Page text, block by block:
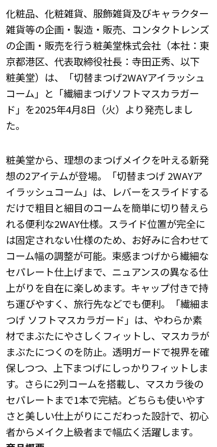
化粧品、化粧雑貨、服飾雑貨及びキャラクター
雑貨等の企画・製造・販売、コンタクトレンズ
の企画・販売を行う粧美堂株式会社（本社：東
京都港区、代表取締役社長：寺田正秀、以下
粧美堂）は、「切替まつげ2WAYアイラッシュ
コーム」と「繊細まつげソフトマスカラガー
ド」を2025年4月8日（火）より発売しまし
た。
粧美堂から、理想のまつげメイクを叶える新発
想の2アイテムが登場。「切替まつげ 2WAYア
イラッシュコーム」は、レバーをスライドする
だけで粗目と細目のコームを簡単に切り替えら
れる便利な2WAY仕様。スライド位置が完全に
は固定されない仕様のため、お好みに合わせて
コーム幅の調整が可能。束感まつげから繊細な
セパレート仕上げまで、ニュアンスの異なる仕
上がりを自在に楽しめます。キャップ付きで持
ち運びやすく、旅行先などでも便利。「繊細ま
つげ ソフトマスカラガード」は、やわらか素
材でまぶたにやさしくフィットし、マスカラが
まぶたにつくのを防止。透明ガードで視界を確
保しつつ、上下まつげにしっかりフィットしま
す。さらに2列コームを搭載し、マスカラ後の
セパレートまで1本で完結。どちらも使いやす
さと美しい仕上がりにこだわった設計で、初心
者からメイク上級者まで幅広く活躍します。